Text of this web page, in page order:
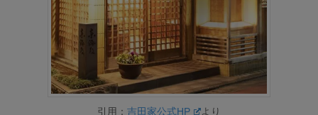
引用：吉田家公式HP より